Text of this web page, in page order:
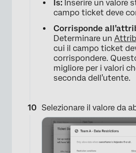
Is: Inserire un valore
campo ticket deve
Corrisponde
Determinare un
cui il campo ticket
corrispondere.
migliore per i valori
seconda dell’utente.
Selezionare il valore da